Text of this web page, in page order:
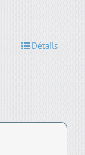
Détails